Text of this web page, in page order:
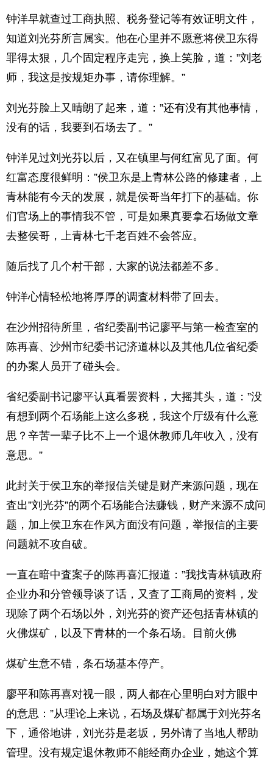
钟洋早就查过工商执照、税务登记等有效证明文件，
知道刘光芬所言属实。他在心里并不愿意将侯卫东得
罪得太狠，几个固定程序走完，换上笑脸，道：”刘老
师，我这是按规矩办事，请你理解。”
刘光芬脸上又晴朗了起来，道：”还有没有其他事情，
没有的话，我要到石场去了。”
钟洋见过刘光芬以后，又在镇里与何红富见了面。何
红富态度很鲜明：”侯卫东是上青林公路的修建者，上
青林能有今天的发展，就是侯哥当年打下的基础。你
们官场上的事情我不管，可是如果真要拿石场做文章
去整侯哥，上青林七千老百姓不会答应。
随后找了几个村干部，大家的说法都差不多。
钟洋心情轻松地将厚厚的调査材料带了回去。
在沙州招待所里，省纪委副书记廖平与第一检査室的
陈再喜、沙州市纪委书记济道林以及其他几位省纪委
的办案人员开了碰头会。
省纪委副书记廖平认真看罢资料，大摇其头，道：”没
有想到两个石场能上这么多税，我这个厅级有什么意
思？辛苦一辈子比不上一个退休教师几年收入，没有
意思。”
此封关于侯卫东的举报信关键是财产来源问题，现在
査出”刘光芬”的两个石场能合法赚钱，财产来源不成问
题，加上侯卫东在作风方面没有问题，举报信的主要
问题就不攻自破。
一直在暗中査案子的陈再喜汇报道：”我找青林镇政府
企业办和分管领导谈了话，又査了工商局的资料，发
现除了两个石场以外，刘光芬的资产还包括青林镇的
火佛煤矿，以及下青林的一个条石场。目前火佛
煤矿生意不错，条石场基本停产。
廖平和陈再喜对视一眼，两人都在心里明白对方眼中
的意思：”从理论上来说，石场及煤矿都属于刘光芬名
下，通俗地讲，刘光芬是老坂，另外请了当地人帮助
管理。没有规定退休教师不能经商办企业，她这个算